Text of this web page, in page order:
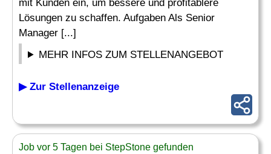
mit Kunden ein, um bessere und profitablere
Lösungen zu schaffen. Aufgaben Als Senior
Manager [...]
MEHR INFOS ZUM STELLENANGEBOT
▶ Zur Stellenanzeige
Job vor 5 Tagen bei StepStone gefunden